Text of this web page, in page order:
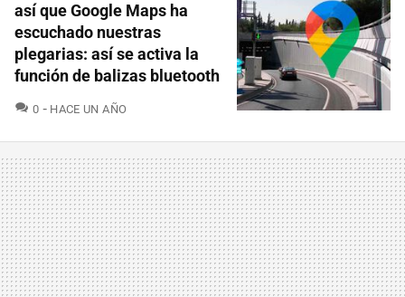
así que Google Maps ha
escuchado nuestras
plegarias: así se activa la
función de balizas bluetooth
0 COMENTARIOS
HACE UN AÑO